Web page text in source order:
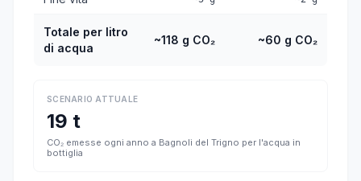
Totale per litro
di acqua
~118 g CO₂ ~60 g CO₂
SCENARIO ATTUALE
19 t
CO₂ emesse ogni anno a Bagnoli del Trigno per l'acqua in
bottiglia